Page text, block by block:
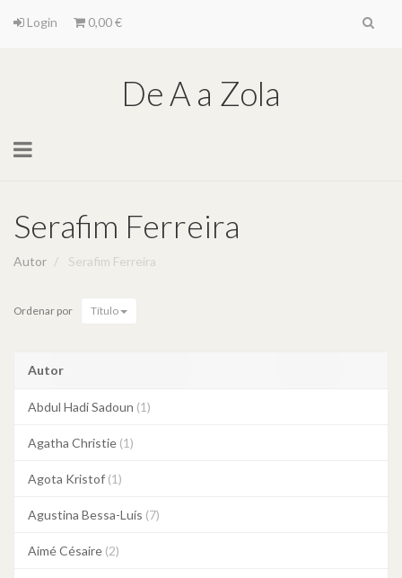
Login 0,00 €
De A a Zola
Toggle
Serafim Ferreira
Autor Serafim Ferreira
Ordenar por Título
Autor
Abdul Hadi Sadoun (1)
Agatha Christie (1)
Agota Kristof (1)
Agustina Bessa-Luís (7)
Aimé Césaire (2)